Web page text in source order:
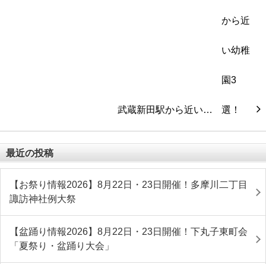
武蔵新田駅から近い…
最近の投稿
【お祭り情報2026】8月22日・23日開催！多摩川二丁目
諏訪神社例大祭
【盆踊り情報2026】8月22日・23日開催！下丸子東町会
「夏祭り・盆踊り大会」